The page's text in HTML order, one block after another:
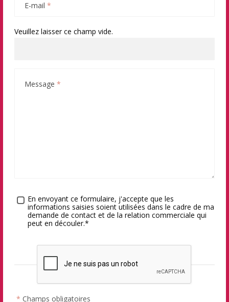
E-mail *
Veuillez laisser ce champ vide.
Message *
Traitement des données *
En envoyant ce formulaire, j'accepte que les
informations saisies soient utilisées dans le cadre de ma
demande de contact et de la relation commerciale qui
peut en découler.*
* Champs obligatoires